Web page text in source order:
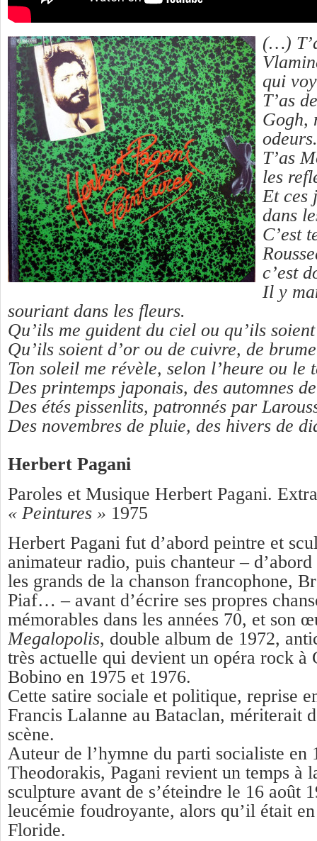
(…)
qui
T’as
Gogh,
odeurs.
T’as
les
Et ces
dans
C’est
c’est
Il y
souriant dans les fleurs.
Qu’ils me guident du ciel ou qu’ils
Qu’ils soient d’or ou de cuivre, de
Ton soleil me révèle, selon l’heure ou le
Des printemps japonais, des automnes
Des étés pissenlits, patronnés par
Des novembres de pluie, des hivers de
Herbert Pagani
Paroles et Musique Herbert Pagani.
« Peintures » 1975
Herbert Pagani fut d’abord peintre et
animateur radio, puis chanteur –
les grands de la chanson francophone,
Piaf… – avant d’écrire ses propres
mémorables dans les années 70, et son
Megalopolis, double album de 1972,
très actuelle qui devient un opéra rock à
Bobino en 1975 et 1976.
Cette satire sociale et politique, reprise
Francis Lalanne au Bataclan, mériterait
scène.
Auteur de l’hymne du parti socialiste en
Theodorakis, Pagani revient un temps à
sculpture avant de s’éteindre le 16 août
leucémie foudroyante, alors qu’il était
Floride.